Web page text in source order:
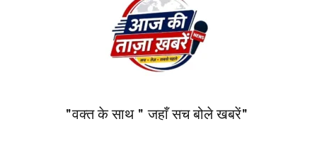
"वक्त के साथ " जहाँ सच बोले खबरें"